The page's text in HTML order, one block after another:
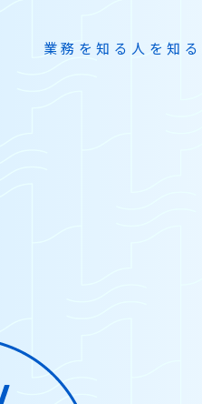
業務を知る 人を知る